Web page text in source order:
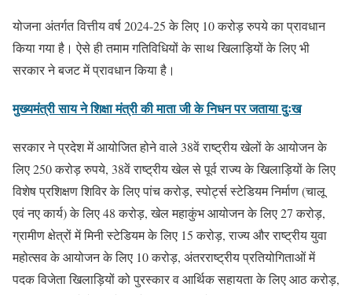
योजना अंतर्गत वित्तीय वर्ष 2024-25 के लिए 10 करोड़ रुपये का प्रावधान
किया गया है। ऐसे ही तमाम गतिविधियों के साथ खिलाड़ियों के लिए भी
सरकार ने बजट में प्रावधान किया है।
मुख्यमंत्री साय ने शिक्षा मंत्री की माता जी के निधन पर जताया दुःख
सरकार ने प्रदेश में आयोजित होने वाले 38वें राष्ट्रीय खेलों के आयोजन के
लिए 250 करोड़ रुपये, 38वें राष्ट्रीय खेल से पूर्व राज्य के खिलाड़ियों के लिए
विशेष प्रशिक्षण शिविर के लिए पांच करोड़, स्पोर्ट्स स्टेडियम निर्माण (चालू
एवं नए कार्य) के लिए 48 करोड़, खेल महाकुंभ आयोजन के लिए 27 करोड़,
ग्रामीण क्षेत्रों में मिनी स्टेडियम के लिए 15 करोड़, राज्य और राष्ट्रीय युवा
महोत्सव के आयोजन के लिए 10 करोड़, अंतरराष्ट्रीय प्रतियोगिताओं में
पदक विजेता खिलाड़ियों को पुरस्कार व आर्थिक सहायता के लिए आठ करोड़,